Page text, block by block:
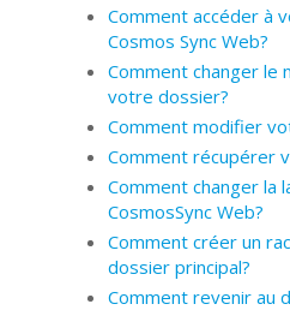
Comment accéder à
Cosmos Sync Web?
Comment changer le
votre dossier?
Comment modifier
Comment récupérer
Comment changer la
CosmosSync Web?
Comment créer un
dossier principal?
Comment revenir au